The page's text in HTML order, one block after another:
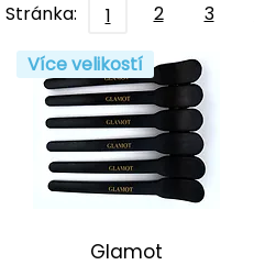
Stránka:
1 2 3
Více velikostí
Glamot